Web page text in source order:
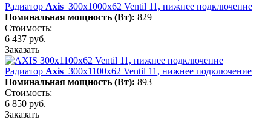
Радиатор Axis 300х1000х62 Ventil 11, нижнее подключение
Номинальная мощность (Вт): 829
Стоимость:
6 437 руб.
Заказать
Радиатор Axis 300х1100х62 Ventil 11, нижнее подключение
Номинальная мощность (Вт): 893
Стоимость:
6 850 руб.
Заказать